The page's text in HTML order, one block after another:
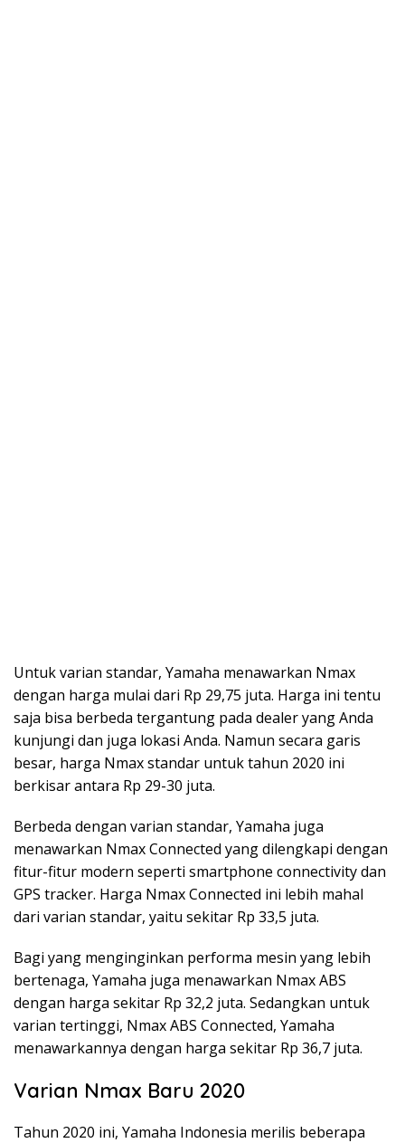
Untuk varian standar, Yamaha menawarkan Nmax
dengan harga mulai dari Rp 29,75 juta. Harga ini tentu
saja bisa berbeda tergantung pada dealer yang Anda
kunjungi dan juga lokasi Anda. Namun secara garis
besar, harga Nmax standar untuk tahun 2020 ini
berkisar antara Rp 29-30 juta.
Berbeda dengan varian standar, Yamaha juga
menawarkan Nmax Connected yang dilengkapi dengan
fitur-fitur modern seperti smartphone connectivity dan
GPS tracker. Harga Nmax Connected ini lebih mahal
dari varian standar, yaitu sekitar Rp 33,5 juta.
Bagi yang menginginkan performa mesin yang lebih
bertenaga, Yamaha juga menawarkan Nmax ABS
dengan harga sekitar Rp 32,2 juta. Sedangkan untuk
varian tertinggi, Nmax ABS Connected, Yamaha
menawarkannya dengan harga sekitar Rp 36,7 juta.
Varian Nmax Baru 2020
Tahun 2020 ini, Yamaha Indonesia merilis beberapa